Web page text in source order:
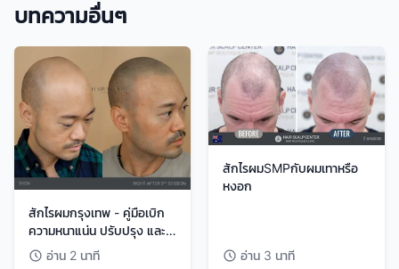
บทความอื่นๆ
สักไรผมกรุงเทพ - คู่มือเบิก
ความหนาแน่น ปรับปรุง และ
การซ่อมแซมแผลเป็น
อ่าน 2 นาที
สักไรผมSMPกับผมเทาหรือ
หงอก
อ่าน 3 นาที